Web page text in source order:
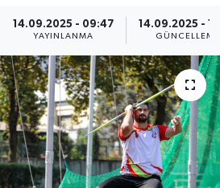
14.09.2025 - 09:47
YAYINLANMA
14.09.2025 -
GÜNCELLEME